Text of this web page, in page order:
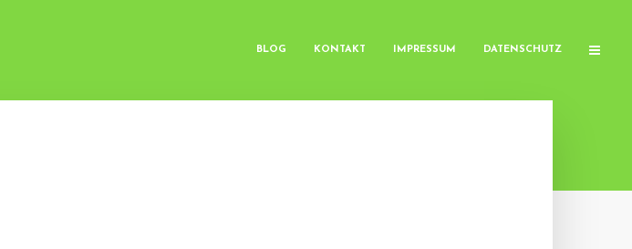
BLOG KONTAKT IMPRESSUM DATENSCHUTZ